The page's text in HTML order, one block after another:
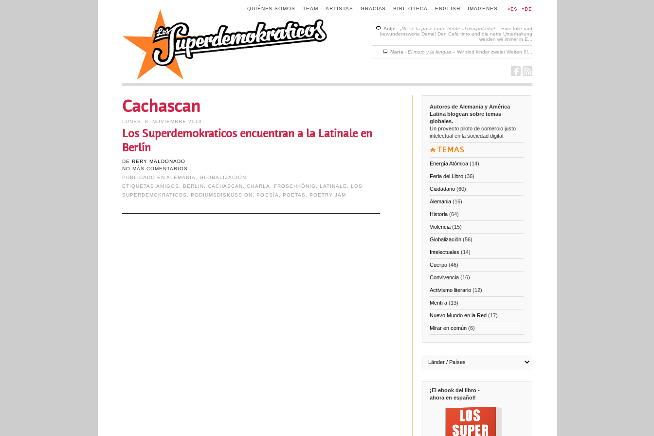
IMAGENES
ENGLISH
BIBLIOTECA
GRACIAS
ARTISTAS
TEAM
QUIÉNES SOMOS
Antje - ¡No se la pase tanto frente al computador!– Eine tolle und
bewundernswerte Dame! Den Café tinto und die nette Unterhaltung
werden wir immer in E...
María - El muro y la lengua – Wir sind kinder zweier Welten !!!...
Cachascan
LUNES, 8. NOVIEMBRE 2010
Los Superdemokraticos encuentran a la Latinale en
Berlín
DE RERY MALDONADO
NO MÁS COMENTARIOS
PUBLICADO EN ALEMANIA ,GLOBALIZACIÓN
ETIQUETAS:AMIGOS BERLIN ,CACHASCAN ,CHARLA FROSCHKÖNIG LATINALE
LOS
SUPERDEMOKRATICOS
PODIUMSDISKUSSION POESÍA POETAS POETRY JAM
Autores de Alemania y América
Latina blogean sobre temas
globales.
Un proyecto piloto de comercio justo
intelectual en la sociedad digital.
TEMAS
Energía Atómica(14)
Feria del Libro(36)
Ciudadano(60)
Alemania(16)
Historia(64)
Violencia(15)
Globalización(56)
Intelectuales (14)
Cuerpo(46)
Convivencia(16)
Activismo literario(12)
Mentira(13)
Nuevo Mundo en la Red(17)
Mirar en común(6)
¡El ebook del libro -
ahora en español!